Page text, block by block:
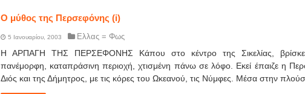
Ο μύθος της Περσεφόνης (i)
5 Ιανουαρίου, 2003 Ελλας = Φως
Η ΑΡΠΑΓΗ ΤΗΣ ΠΕΡΣΕΦΟΝΗΣ Κάπου στο κέντρο της Σικελίας,
πανέμορφη, καταπράσινη περιοχή, χτισμένη πάνω σε λόφο. Εκεί έπαιζε η
Διός και της Δήμητρος, με τις κόρες του Ωκεανού, τις Νύμφες. Μέσα στην